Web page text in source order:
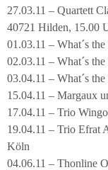
27.03.11 – Quartett
40721 Hilden, 15.00
01.03.11 – What´s
02.03.11 – What´s
03.04.11 – What´s
15.04.11 – Margaux
17.04.11 – Trio
19.04.11 – Trio Efrat
Köln
04.06.11 – Thonline